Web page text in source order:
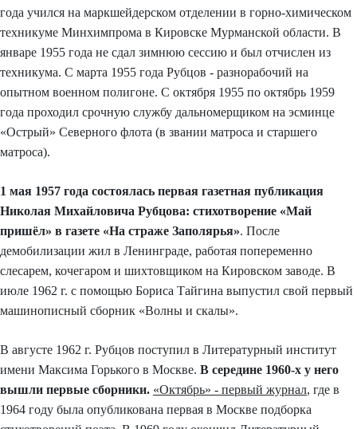
года учился на маркшейдерском отделении в горно-химическом
техникуме Минхимпрома в Кировске Мурманской области. В
январе 1955 года не сдал зимнюю сессию и был отчислен из
техникума. С марта 1955 года Рубцов - разнорабочий на
опытном военном полигоне. С октября 1955 по октябрь 1959
года проходил срочную службу дальномерщиком на эсминце
«Острый» Северного флота (в звании матроса и старшего
матроса).
1 мая 1957 года состоялась первая газетная публикация
Николая Михайловича Рубцова: стихотворение «Май
пришёл» в газете «На страже Заполярья». После
демобилизации жил в Ленинграде, работая попеременно
слесарем, кочегаром и шихтовщиком на Кировском заводе. В
июле 1962 г. с помощью Бориса Тайгина выпустил свой первый
машинописный сборник «Волны и скалы».
В августе 1962 г. Рубцов поступил в Литературный институт
имени Максима Горького в Москве. В середине 1960-х у него
вышли первые сборники. «Октябрь» - первый журнал, где в
1964 году была опубликована первая в Москве подборка